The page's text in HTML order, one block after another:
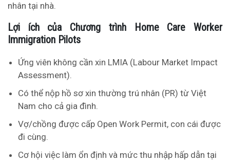
nhân tại nhà.
Lợi ích của Chương trình Home Care Worker
Immigration Pilots
Ứng viên không cần xin LMIA (Labour Market Impact
Assessment).
Có thể nộp hồ sơ xin thường trú nhân (PR) từ Việt
Nam cho cả gia đình.
Vợ/chồng được cấp Open Work Permit, con cái được
đi cùng.
Cơ hội việc làm ổn định và mức thu nhập hấp dẫn tại